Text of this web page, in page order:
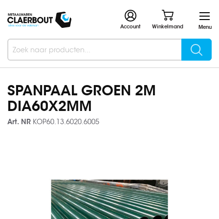
Menu
Winkelmand
Account
Search
SPANPAAL GROEN 2M
DIA60X2MM
Art. NR KOP60.13.6020.6005
afbeeldingen-